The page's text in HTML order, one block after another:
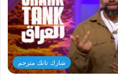
شارك تانك مترجم